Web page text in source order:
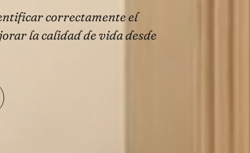
correctamente el
la calidad de vida desde